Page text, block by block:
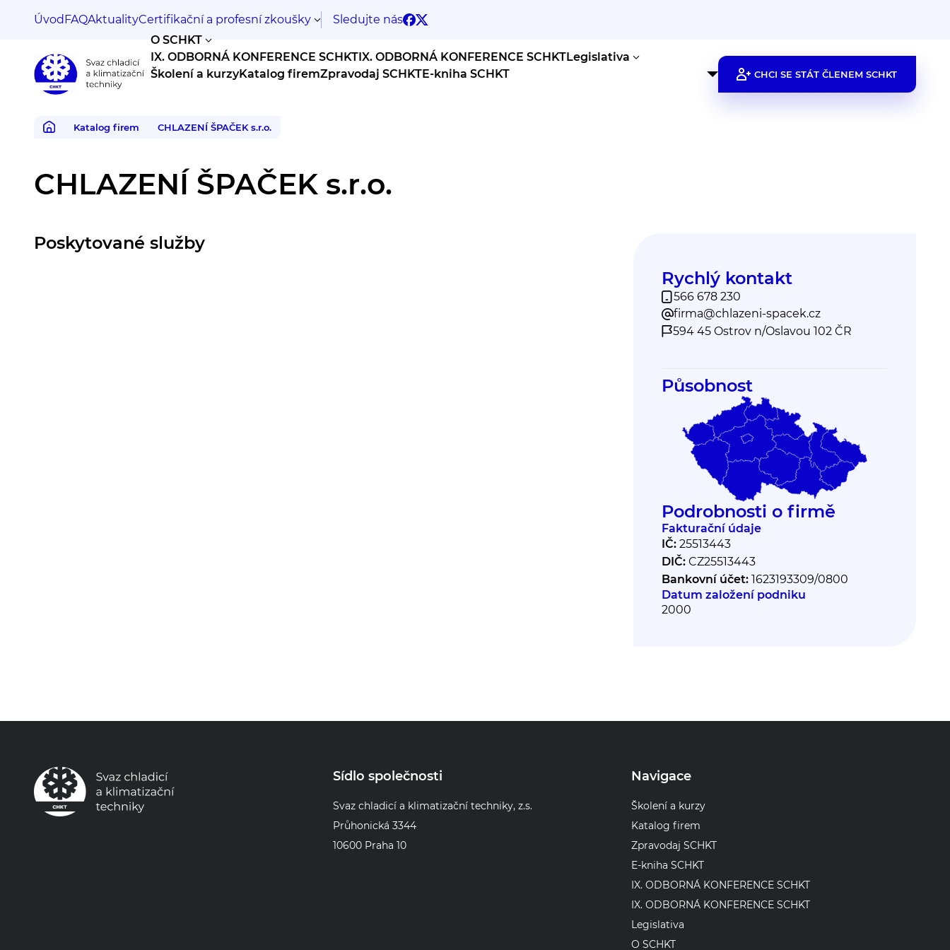
ÚvodFAQAktualityCertifikační a profesní zkoušky Sledujte nás
Svaz
chladicí
klimatizační
Školení a kurzyKatalog firemZpravodaj SCHKTE-kniha SCHKT
IX. ODBORNÁ KONFERENCE SCHKTIX. ODBORNÁ KONFERENCE SCHKTLegislativa
O SCHKT
CHCI SE STÁT ČLENEM SCHKT
Katalog firem CHLAZENÍ ŠPAČEK s.r.o.
CHLAZENÍ ŠPAČEK s.r.o.
Poskytované služby
Rychlý kontakt
566 678 230
firma@chlazeni-spacek.cz
594 45 Ostrov n/Oslavou 102 ČR
Působnost
Podrobnosti o firmě
Fakturační údaje
IČ: 25513443
DIČ: CZ25513443
Bankovní účet: 1623193309/0800
Datum založení podniku
2000
Sídlo společnosti
Svaz chladicí a klimatizační techniky, z.s.
Průhonická 3344
10600 Praha 10
Navigace
Školení a kurzy
Katalog firem
Zpravodaj SCHKT
E-kniha SCHKT
IX. ODBORNÁ KONFERENCE SCHKT
IX. ODBORNÁ KONFERENCE SCHKT
Legislativa
O SCHKT